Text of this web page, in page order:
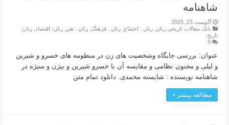
شاهنامه
آگوست 23, 2025
بانک مقالات تاریخی زنان ,زنان : اجتماع ,زنان : فرهنگ ,زنان : هنر ,زنان: اقتصاد ,زنان:
تاریخ
0
عنوان: بررسی جایگاه وشخصیت های زن در منظومه های خسرو و شیرین
و لیلی و مجنون نظامی و مقایسه آن با خسرو شیرین و بیژن و منیژه در
شاهنامه نویسنده : شایسته محمدی. دانلود تمام متن
مطالعه بیشتر »